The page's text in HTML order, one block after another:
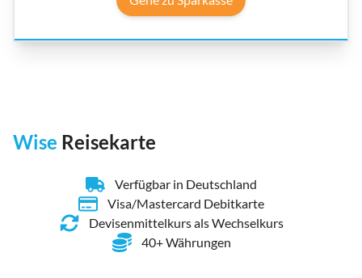
Wise Reisekarte
Verfügbar in Deutschland
Visa/Mastercard Debitkarte
Devisenmittelkurs als Wechselkurs
40+ Währungen